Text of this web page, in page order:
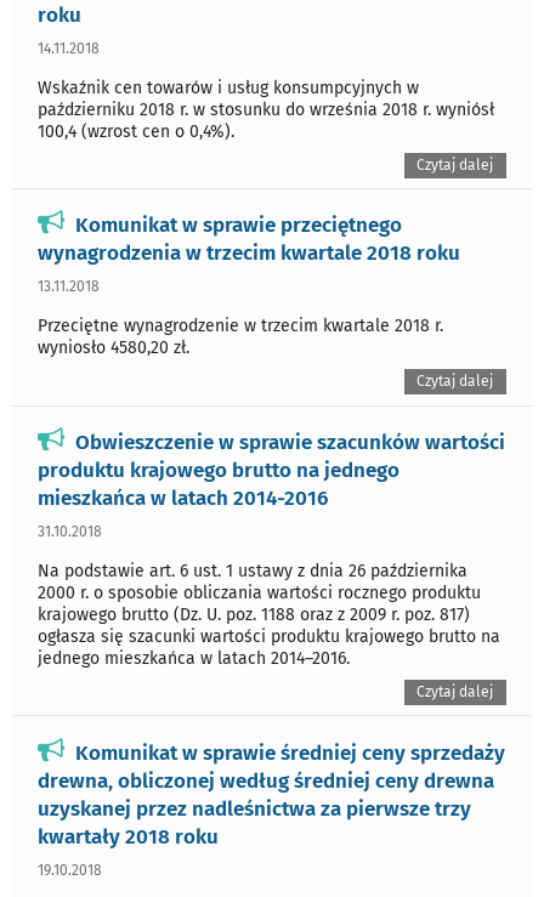
roku
14.11.2018
Wskaźnik cen towarów i usług konsumpcyjnych w
październiku 2018 r. w stosunku do września 2018 r. wyniósł
100,4 (wzrost cen o 0,4%).
Czytaj dalej
Komunikat w sprawie przeciętnego
wynagrodzenia w trzecim kwartale 2018 roku
13.11.2018
Przeciętne wynagrodzenie w trzecim kwartale 2018 r.
wyniosło 4580,20 zł.
Czytaj dalej
Obwieszczenie w sprawie szacunków wartości
produktu krajowego brutto na jednego
mieszkańca w latach 2014-2016
31.10.2018
Na podstawie art. 6 ust. 1 ustawy z dnia 26 października
2000 r. o sposobie obliczania wartości rocznego produktu
krajowego brutto (Dz. U. poz. 1188 oraz z 2009 r. poz. 817)
ogłasza się szacunki wartości produktu krajowego brutto na
jednego mieszkańca w latach 2014–2016.
Czytaj dalej
Komunikat w sprawie średniej ceny sprzedaży
drewna, obliczonej według średniej ceny drewna
uzyskanej przez nadleśnictwa za pierwsze trzy
kwartały 2018 roku
19.10.2018